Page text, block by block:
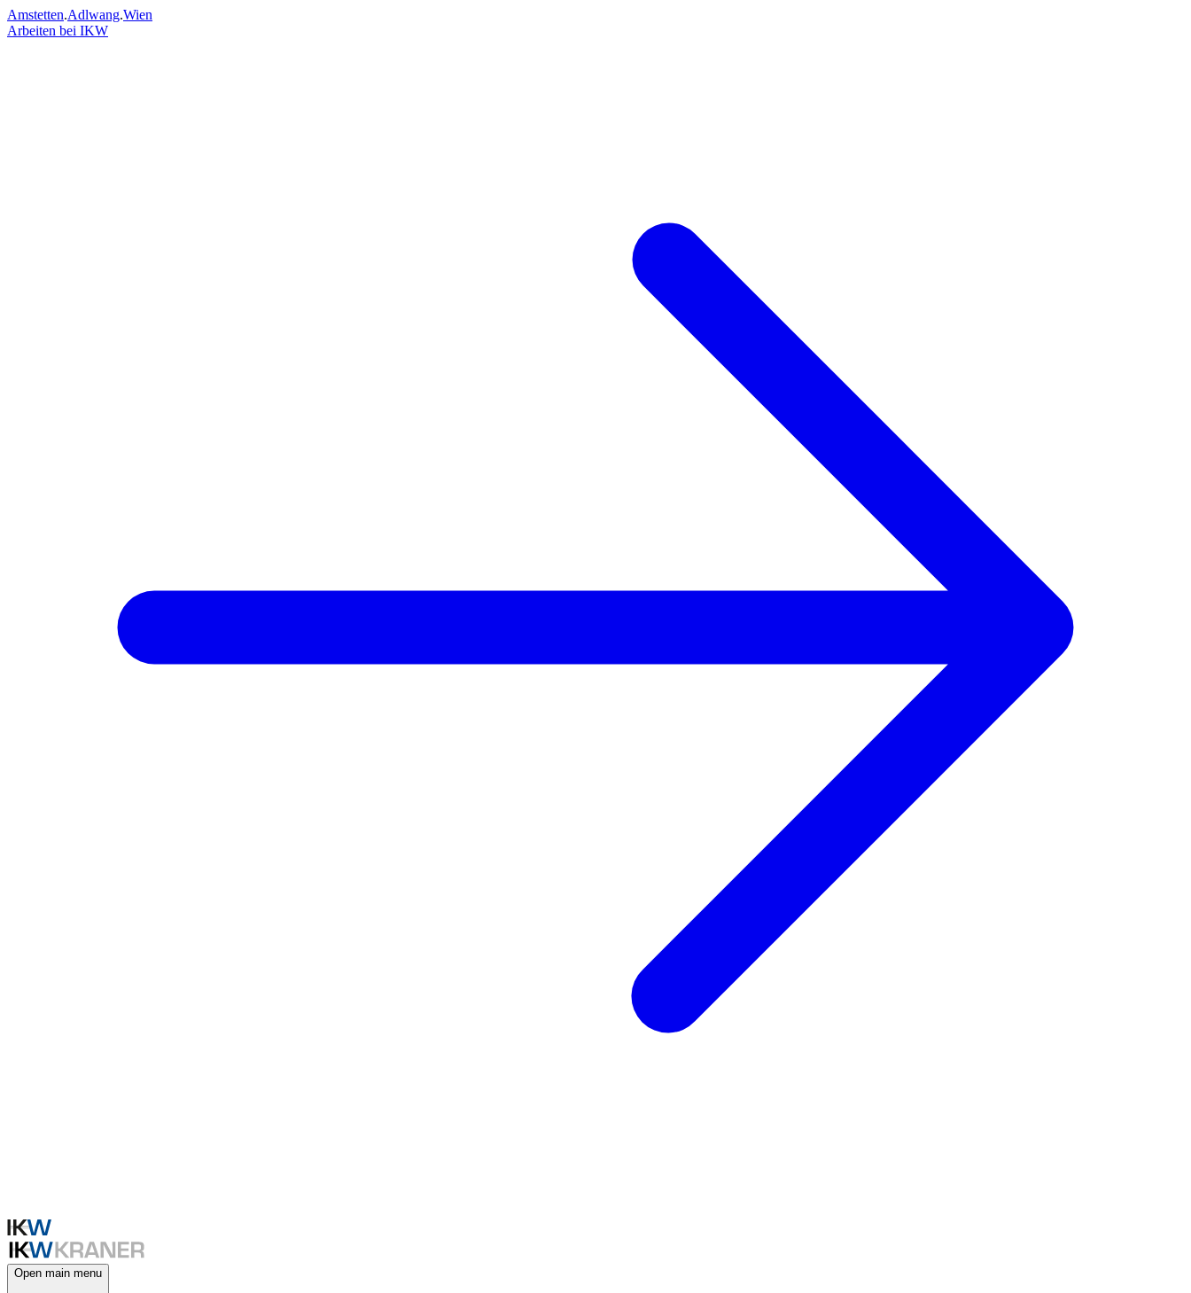
Amstetten.Adlwang.Wien
Arbeiten bei IKW
Open main menu